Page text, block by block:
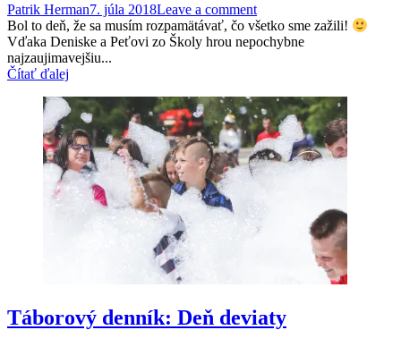
Patrik Herman7. júla 2018Leave a comment
Bol to deň, že sa musím rozpamätávať, čo všetko sme zažili!
Vďaka Deniske a Peťovi zo Školy hrou nepochybne
najzaujimavejšiu...
Čítať ďalej
Táborový denník: Deň deviaty